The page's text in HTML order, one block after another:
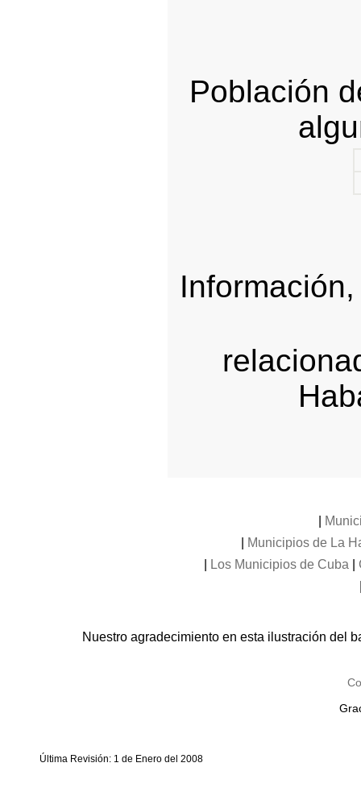
Población
Municipios de La
Los Municipios de Cuba
Nuestro agradecimiento en esta ilustración del
Última Revisión: 1 de Enero del 2008